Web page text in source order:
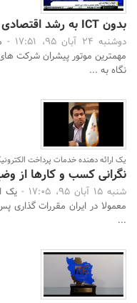
بدون ICT به رشد اقتصادی نمی رسیم
دوشنبه 24 آبان 95، 17:51 -
مهمترین موتور پیشران شرکت
نگاه به ...
یک ارائه دهنده خدمات پرداخت
نگرانی کسب و کارها از
شنبه 15 آبان 95، 17:05 -
یک
معمولا در ایران مقررات گذاری
...